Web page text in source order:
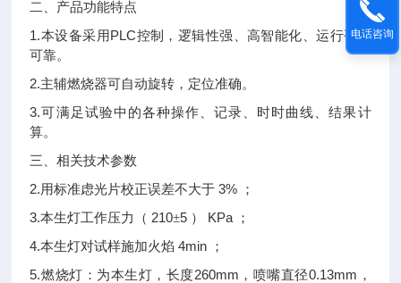
二、 产品功能特点
1.本设备采用PLC控制，逻辑性强、高智能化、运行平稳
可靠。
2.主辅燃烧器可自动旋转，定位准确。
3.可满足试验中的各种操作、记录、时时曲线、结果计
算。
三、相关技术参数
2.用标准虑光片校正误差不大于 3% ；
3.本生灯工作压力（ 210±5 ） KPa ；
4.本生灯对试样施加火焰 4min ；
5.燃烧灯：为本生灯，长度260mm ，喷嘴直径0.13mm ，
电话咨询